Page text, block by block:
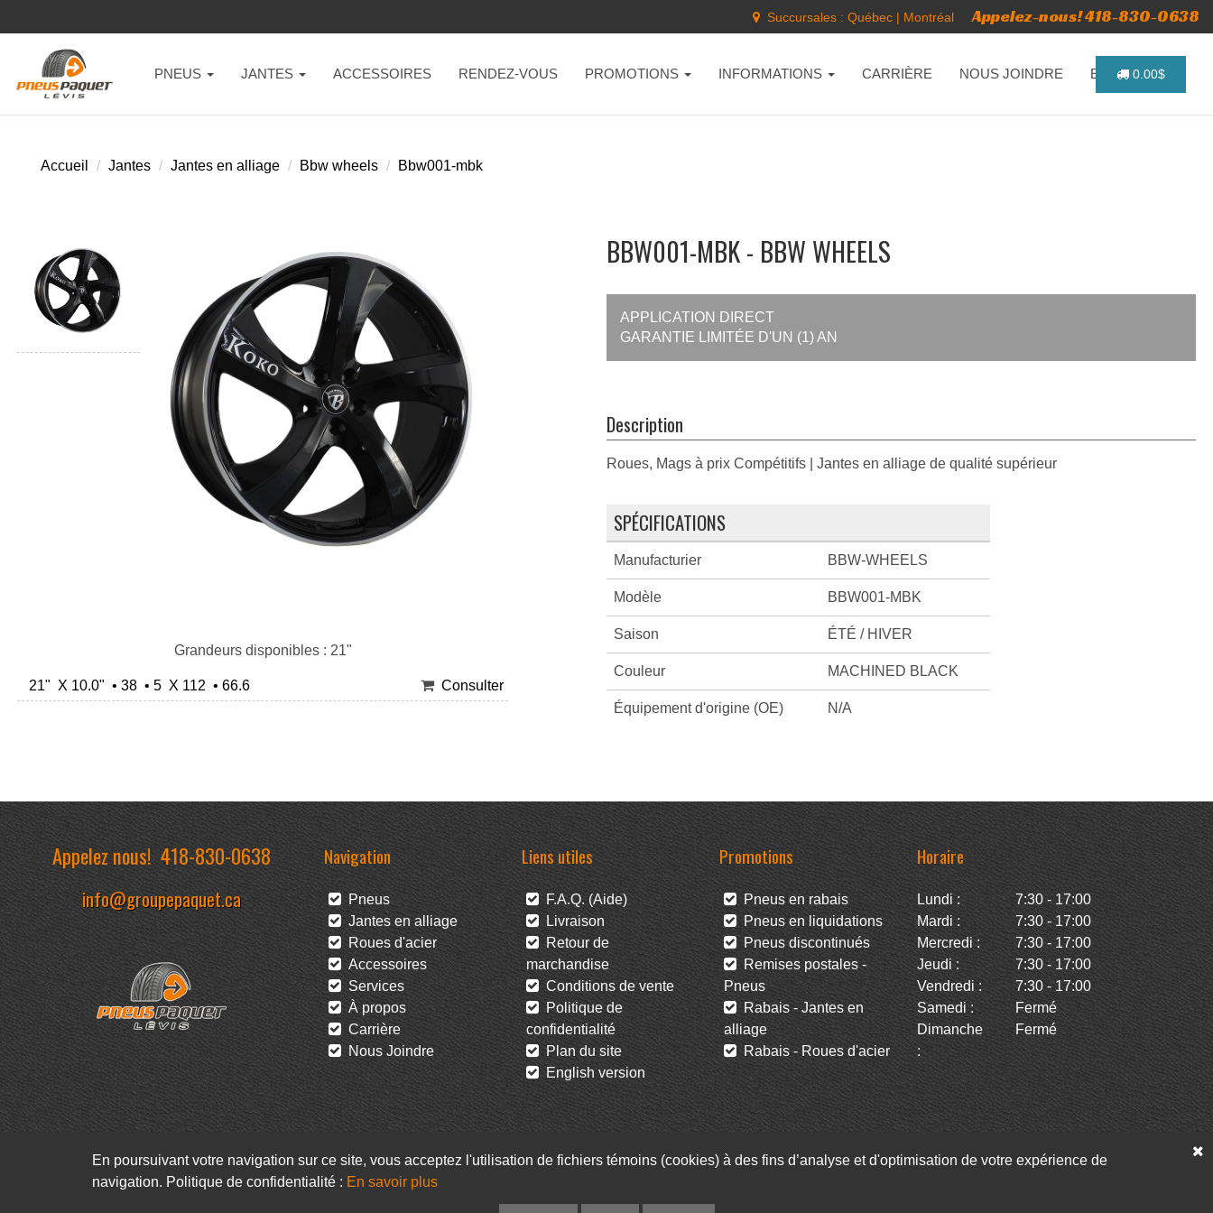
Succursales : Québec | Montréal Appelez-nous! 418-830-0638
PNEUS JANTES ACCESSOIRES RENDEZ-VOUS PROMOTIONS INFORMATIONS CARRIÈRE NOUS JOINDRE ENGLISH
0.00$
Accueil Jantes Jantes en alliage Bbw wheels Bbw001-mbk
Grandeurs disponibles : 21"
21" X 10.0" • 38 • 5 X 112 • 66.6 Consulter
BBW001-MBK - BBW WHEELS
APPLICATION DIRECT
GARANTIE LIMITÉE D'UN (1) AN
Description
Roues, Mags à prix Compétitifs | Jantes en alliage de qualité supérieur
SPÉCIFICATIONS
Manufacturier BBW-WHEELS
Modèle BBW001-MBK
Saison ÉTÉ / HIVER
Couleur MACHINED BLACK
Équipement d'origine (OE) N/A
Appelez nous!418-830-0638
info@groupepaquet.ca
Navigation
Pneus
Jantes en alliage
Roues d'acier
Accessoires
Services
À propos
Carrière
Nous Joindre
Liens utiles
F.A.Q. (Aide)
Livraison
Retour de
marchandise
Conditions de vente
Politique de
confidentialité
Plan du site
English version
Promotions
Pneus en rabais
Pneus en liquidations
Pneus discontinués
Remises postales -
Pneus
Rabais - Jantes en
alliage
Rabais - Roues d'acier
Horaire
Lundi :
7:30 - 17:00
Mardi :
7:30 - 17:00
Mercredi :
7:30 - 17:00
Jeudi :
7:30 - 17:00
Vendredi :
7:30 - 17:00
Samedi :
Fermé
Dimanche
:
Fermé
Facebook Infolettre
En poursuivant votre navigation sur ce site, vous acceptez l'utilisation de fichiers témoins (cookies) à des fins d’analyse et d'optimisation de votre expérience de
navigation. Politique de confidentialité : En savoir plus